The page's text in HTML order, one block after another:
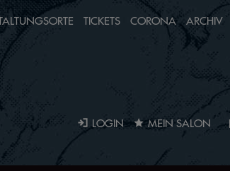
LOGIN MEIN SALON
TICKETS CORONA ARCHIV